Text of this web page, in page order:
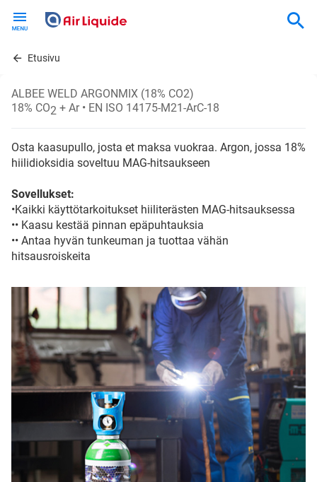
contentEtusivu
ALBEE WELD ARGONMIX (18% CO2)
18% CO2 + Ar • EN ISO 14175-M21-ArC-18
Osta kaasupullo, josta et maksa vuokraa. Argon, jossa 18%
hiilidioksidia soveltuu MAG-hitsaukseen
Sovellukset:
•Kaikki käyttötarkoitukset hiiliterästen MAG-hitsauksessa
•• Kaasu kestää pinnan epäpuhtauksia
•• Antaa hyvän tunkeuman ja tuottaa vähän
hitsausroiskeita